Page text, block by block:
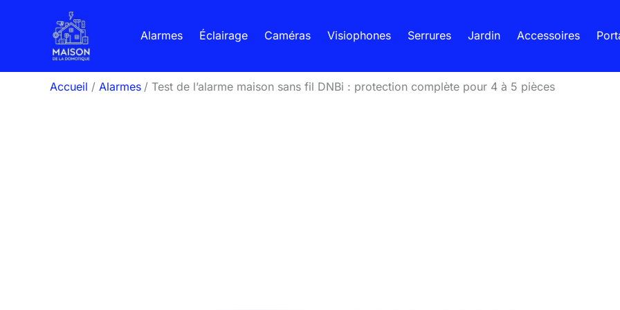
Alarmes Éclairage Caméras Visiophones Serrures Jardin Accessoires
Accueil Alarmes Test de l’alarme maison sans fil DNBi : protection complète pour 4 à 5 pièces